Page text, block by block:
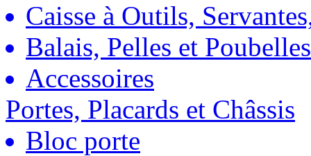
Caisse à Outils,
Balais, Pelles et Poubelles
Accessoires
Portes, Placards et Châssis
Bloc porte